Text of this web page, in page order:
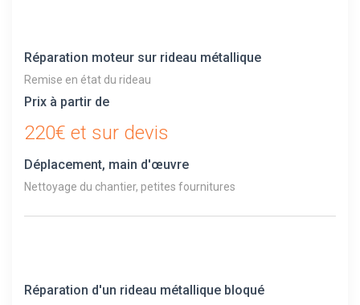
Réparation moteur sur rideau métallique
Remise en état du rideau
Prix à partir de
220€ et sur devis
Déplacement, main d'œuvre
Nettoyage du chantier, petites fournitures
Réparation d'un rideau métallique bloqué